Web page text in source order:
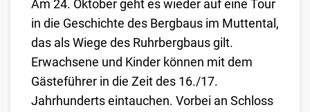
Am 24. Oktober geht es wieder auf eine Tour
in die Geschichte des Bergbaus im Muttental,
das als Wiege des Ruhrbergbaus gilt.
Erwachsene und Kinder können mit dem
Gästeführer in die Zeit des 16./17.
Jahrhunderts eintauchen. Vorbei an Schloss